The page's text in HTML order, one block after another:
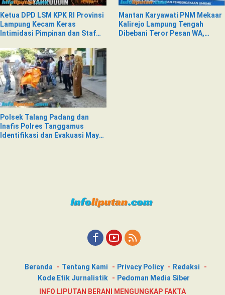
Ketua DPD LSM KPK RI Provinsi
Lampung Kecam Keras
Intimidasi Pimpinan dan Staf
Nad
Mantan Karyawati PNM Mekaar
Kalirejo Lampung Tengah
Dibebani Teror Pesan WA,
Polsek Talang Padang dan
Inafis Polres Tanggamus
Identifikasi dan Evakuasi Mayat
Beranda Tentang Kami Privacy Policy
Redaksi
Kode Etik Jurnalistik
Pedoman Media Siber
INFO LIPUTAN BERANI MENGUNGKAP FAKTA